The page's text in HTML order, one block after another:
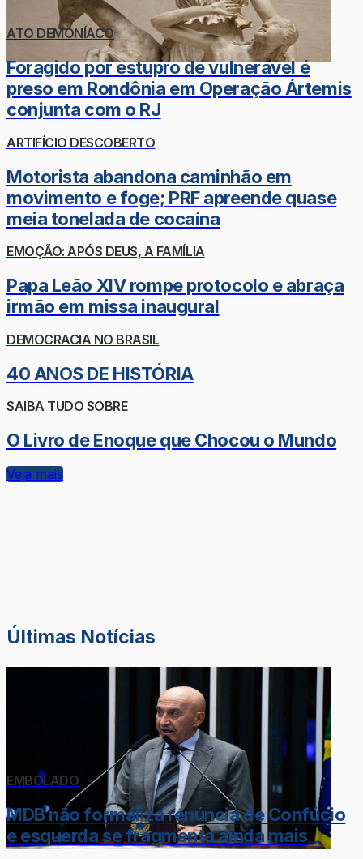
ATO DEMONÍACO
Foragido por estupro de vulnerável é
preso em Rondônia em Operação Ártemis
conjunta com o RJ
ARTIFÍCIO DESCOBERTO
Motorista abandona caminhão em
movimento e foge; PRF apreende quase
meia tonelada de cocaína
EMOÇÃO: APÓS DEUS, A FAMÍLIA
Papa Leão XIV rompe protocolo e abraça
irmão em missa inaugural
DEMOCRACIA NO BRASIL
40 ANOS DE HISTÓRIA
SAIBA TUDO SOBRE
O Livro de Enoque que Chocou o Mundo
Veja mais
Últimas Notícias
EMBOLADO
MDB não formaliza renúncia de Confúcio
e esquerda se fragmenta ainda mais